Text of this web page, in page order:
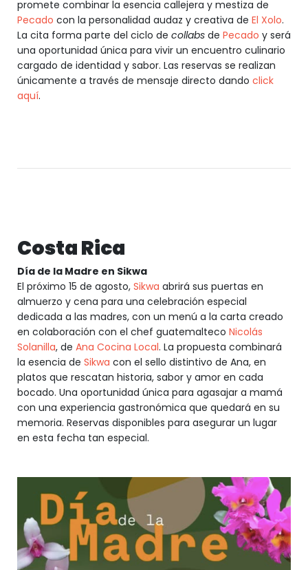
promete combinar la esencia callejera y mestiza de
Pecado con la personalidad audaz y creativa de El Xolo.
La cita forma parte del ciclo de collabs de Pecado y será
una oportunidad única para vivir un encuentro culinario
cargado de identidad y sabor. Las reservas se realizan
únicamente a través de mensaje directo dando click
aquí.
Costa Rica
Día de la Madre en Sikwa
El próximo 15 de agosto, Sikwa abrirá sus puertas en
almuerzo y cena para una celebración especial
dedicada a las madres, con un menú a la carta creado
en colaboración con el chef guatemalteco Nicolás
Solanilla, de Ana Cocina Local. La propuesta combinará
la esencia de Sikwa con el sello distintivo de Ana, en
platos que rescatan historia, sabor y amor en cada
bocado. Una oportunidad única para agasajar a mamá
con una experiencia gastronómica que quedará en su
memoria. Reservas disponibles para asegurar un lugar
en esta fecha tan especial.